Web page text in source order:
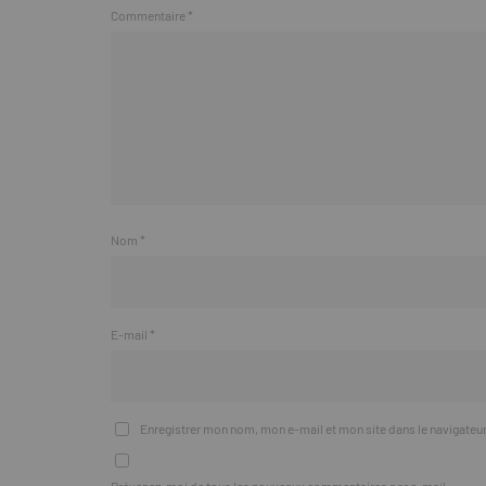
Commentaire *
Nom *
E-mail *
Enregistrer mon nom, mon e-mail et mon site dans le